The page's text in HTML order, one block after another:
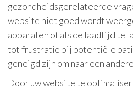
gezondheidsgerelateerde
website niet goed wordt
apparaten of als de laadtijd te
tot frustratie bij potentiële
geneigd zijn om naar een
Door uw website te